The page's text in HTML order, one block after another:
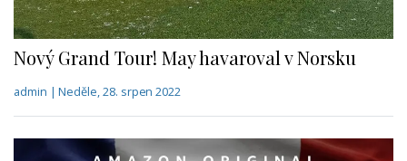
Nový Grand Tour! May havaroval v Norsku
admin | Neděle, 28. srpen 2022